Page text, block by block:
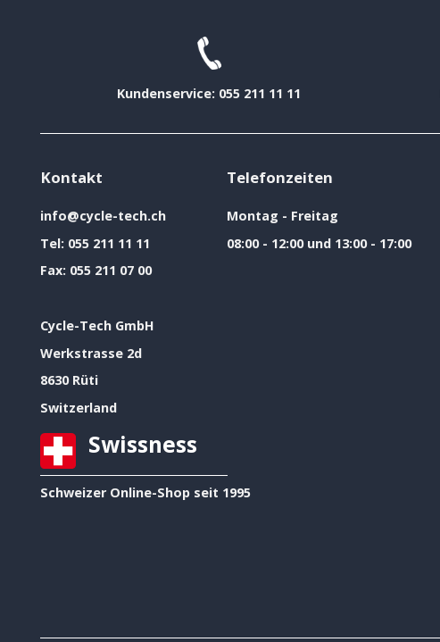
Kundenservice: 055 211 11 11
Kontakt
info@cycle-tech.ch
Tel: 055 211 11 11
Fax: 055 211 07 00
Cycle-Tech GmbH
Werkstrasse 2d
8630 Rüti
Switzerland
Telefonzeiten
Montag - Freitag
08:00 - 12:00 und 13:00 - 17:00
Swissness
Schweizer Online-Shop seit 1995